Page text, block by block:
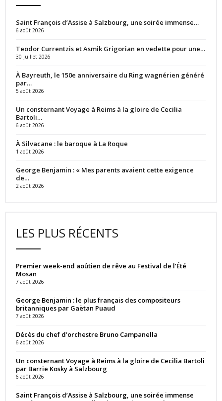
Saint François d’Assise à Salzbourg, une soirée immense…
6 août 2026
Teodor Currentzis et Asmik Grigorian en vedette pour une…
30 juillet 2026
À Bayreuth, le 150e anniversaire du Ring wagnérien généré
par…
5 août 2026
Un consternant Voyage à Reims à la gloire de Cecilia
Bartoli…
6 août 2026
À Silvacane : le baroque à La Roque
1 août 2026
George Benjamin : « Mes parents avaient cette exigence
de…
2 août 2026
LES PLUS RÉCENTS
Premier week-end aoûtien de rêve au Festival de l’Été
Mosan
7 août 2026
George Benjamin : le plus français des compositeurs
britanniques par Gaëtan Puaud
7 août 2026
Décès du chef d’orchestre Bruno Campanella
6 août 2026
Un consternant Voyage à Reims à la gloire de Cecilia Bartoli
par Barrie Kosky à Salzbourg
6 août 2026
Saint François d’Assise à Salzbourg, une soirée immense